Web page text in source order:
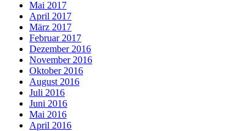
Mai 2017
April 2017
März 2017
Februar 2017
Dezember 2016
November 2016
Oktober 2016
August 2016
Juli 2016
Juni 2016
Mai 2016
April 2016